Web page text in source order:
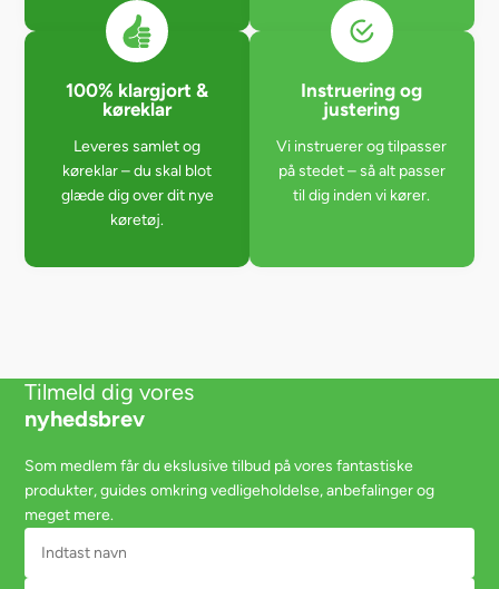
100% klargjort &
køreklar
Leveres samlet og
køreklar – du skal blot
glæde dig over dit nye
køretøj.
Instruering og
justering
Vi instruerer og tilpasser
på stedet – så alt passer
til dig inden vi kører.
Tilmeld dig vores
nyhedsbrev
Som medlem får du ekslusive tilbud på vores fantastiske
produkter, guides omkring vedligeholdelse, anbefalinger og
meget mere.